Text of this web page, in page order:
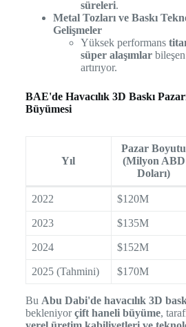
süreleri.
Metal Tozları ve Baskı
Gelişmeler
Yüksek performans
süper alaşımlarbileşen
artırıyor.
BAE'de Havacılık 3D Baskı
Büyümesi
Yıl
Pazar Boyutu
(Milyon ABD
Doları)
2022 $120M
2023 $135M
2024 $152M
2025 (Tahmini) $170M
Bu Abu Dabi'de havacılık 3D
bekleniyorçift haneli büyüme,